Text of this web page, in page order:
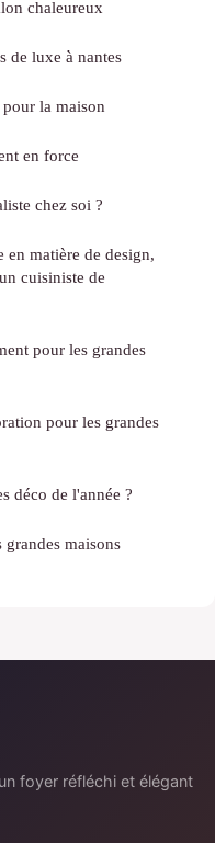
chaleureux
de luxe à nantes
la maison
en force
chez soi ?
en matière de design,
cuisiniste de
pour les grandes
pour les grandes
déco de l'année ?
maisons
foyer réfléchi et élégant